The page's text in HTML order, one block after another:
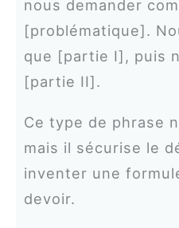
nous demander
[problématique].
que [partie I], puis
[partie II].
Ce type de phrase
mais il sécurise le
inventer une
devoir.